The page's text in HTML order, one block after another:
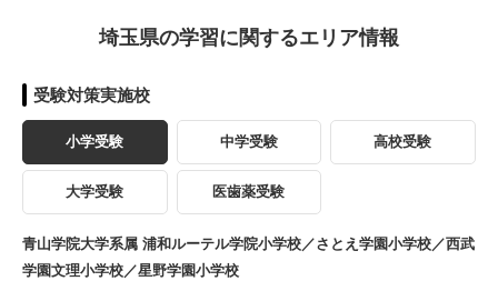
埼玉県の学習に関するエリア情報
受験対策実施校
小学受験 中学受験 高校受験
大学受験 医歯薬受験
青山学院大学系属 浦和ルーテル学院小学校／さとえ学園小学校／西武
学園文理小学校／星野学園小学校